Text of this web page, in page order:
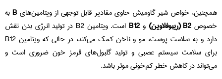
همچنین، خواص شیر گاومیش حاوی مقادیر قابل توجهی از ویتامین‌هایBبه
خصوص B2 (ریبوفلاوین) و B12
است. ویتامین B2 در تولید انرژی بدن نقش
دارد و به سلامت پوست، مو و ناخن کمک می‌کند، در حالی که ویتامین B12
برای سلامت سیستم عصبی و تولید گلبول‌های قرمز خون ضروری است و
می‌تواند در کاهش خطر کم‌خونی موثر باشد.